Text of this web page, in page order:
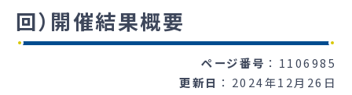
回）開催結果概要
ページ番号
1106985
更新日
2024年12月26日